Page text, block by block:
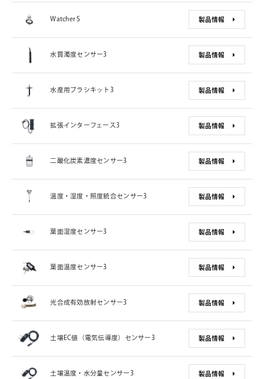
Watcher S 製品情報
水質濁度センサー3 製品情報
水産用ブラシキット3 製品情報
拡張インターフェース3 製品情報
二酸化炭素濃度センサー3 製品情報
温度・湿度・照度統合センサー3 製品情報
葉面湿度センサー3 製品情報
葉面温度センサー3 製品情報
光合成有効放射センサー3 製品情報
土壌EC値（電気伝導度）センサー3 製品情報
土壌温度・水分量センサー3 製品情報